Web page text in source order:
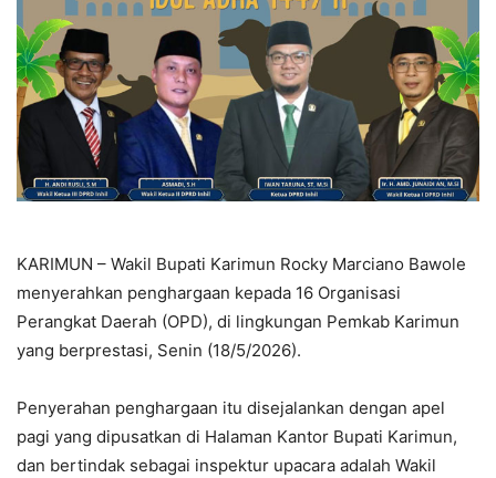
KARIMUN – Wakil Bupati Karimun Rocky Marciano Bawole
menyerahkan penghargaan kepada 16 Organisasi
Perangkat Daerah (OPD), di lingkungan Pemkab Karimun
yang berprestasi, Senin (18/5/2026).
Penyerahan penghargaan itu disejalankan dengan apel
pagi yang dipusatkan di Halaman Kantor Bupati Karimun,
dan bertindak sebagai inspektur upacara adalah Wakil